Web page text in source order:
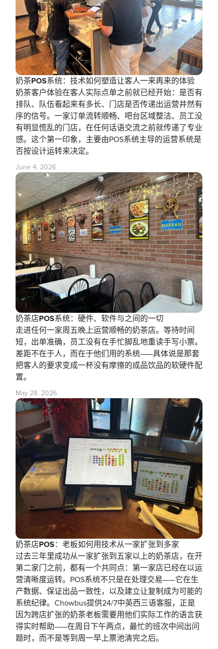
奶茶POS系统：技术如何塑造让客人一来再来的体验
奶茶客户体验在客人实际点单之前就已经开始：是否有
排队、队伍看起来有多长、门店是否传递出运营井然有
序的信号。一家订单流转顺畅、吧台区域整洁、员工没
有明显慌乱的门店，在任何话语交流之前就传递了专业
感。这个第一印象，主要由POS系统主导的运营系统是
否按设计运转来决定。
June 4, 2026
奶茶店POS系统：硬件、软件与之间的一切
走进任何一家周五晚上运营顺畅的奶茶店。等待时间
短，出单准确，员工没有在手忙脚乱地重读手写小票。
差距不在于人，而在于他们用的系统——具体说是那套
把客人的要求变成一杯没有摩擦的成品饮品的软硬件配
置。
May 28, 2026
奶茶店POS：老板如何用技术从一家扩张到多家
过去三年里成功从一家扩张到五家以上的奶茶店，在开
第二家门之前，都有一个共同点：第一家店已经在以运
营清晰度运转。POS系统不只是在处理交易——它在生
产数据、保证出品一致性，以及建立让复制成为可能的
系统纪律。Chowbus提供24/7中英西三语客服，正是
因为跨店扩张的奶茶老板需要用他们实际工作的语言获
得实时帮助——在周日下午两点，最忙的班次中间出问
题时，而不是等到周一早上票池清完之后。